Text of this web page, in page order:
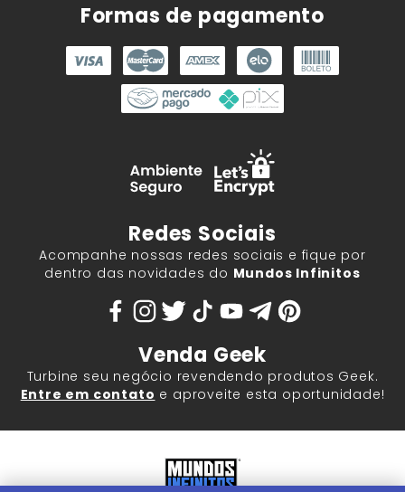
Formas de pagamento
Redes Sociais
Acompanhe nossas redes sociais e fique por
dentro das novidades do Mundos Infinitos
Venda Geek
Turbine seu negócio revendendo produtos Geek.
Entre em contato e aproveite esta oportunidade!